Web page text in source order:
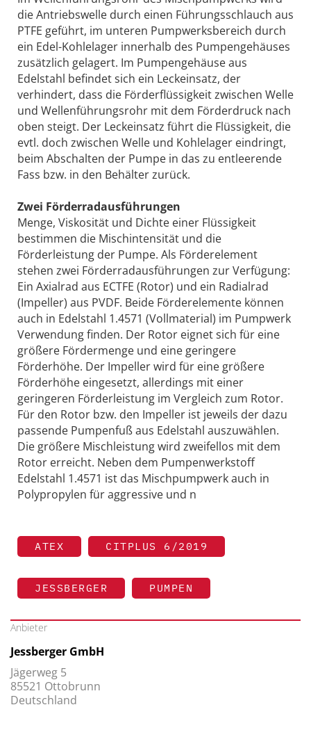
die Antriebswelle durch einen Führungsschlauch aus
PTFE geführt, im unteren Pumpwerksbereich durch
ein Edel-Kohlelager innerhalb des Pumpengehäuses
zusätzlich gelagert. Im Pumpengehäuse aus
Edelstahl befindet sich ein Leckeinsatz, der
verhindert, dass die Förderflüssigkeit zwischen Welle
und Wellenführungsrohr mit dem Förderdruck nach
oben steigt. Der Leckeinsatz führt die Flüssigkeit, die
evtl. doch zwischen Welle und Kohlelager eindringt,
beim Abschalten der Pumpe in das zu entleerende
Fass bzw. in den Behälter zurück.
Zwei Förderradausführungen
Menge, Viskosität und Dichte einer Flüssigkeit
bestimmen die Mischintensität und die
Förderleistung der Pumpe. Als Förderelement
stehen zwei Förderradausführungen zur Verfügung:
Ein Axialrad aus ECTFE (Rotor) und ein Radialrad
(Impeller) aus PVDF. Beide Förderelemente können
auch in Edelstahl 1.4571 (Vollmaterial) im Pumpwerk
Verwendung finden. Der Rotor eignet sich für eine
größere Fördermenge und eine geringere
Förderhöhe. Der Impeller wird für eine größere
Förderhöhe eingesetzt, allerdings mit einer
geringeren Förderleistung im Vergleich zum Rotor.
Für den Rotor bzw. den Impeller ist jeweils der dazu
passende Pumpenfuß aus Edelstahl auszuwählen.
Die größere Mischleistung wird zweifellos mit dem
Rotor erreicht. Neben dem Pumpenwerkstoff
Edelstahl 1.4571 ist das Mischpumpwerk auch in
Polypropylen für aggressive und n
ATEX CITPLUS 6/2019
JESSBERGER PUMPEN
Anbieter
Jessberger GmbH
Jägerweg 5
85521 Ottobrunn
Deutschland